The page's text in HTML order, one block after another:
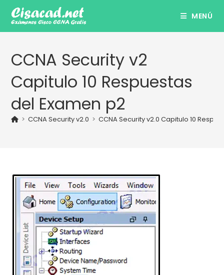
contenido
MENÚ
CCNA Security v2
Capitulo 10 Respuestas
del Examen p2
> CCNA Security v2.0 > CCNA Security v2.0 Capitulo 10